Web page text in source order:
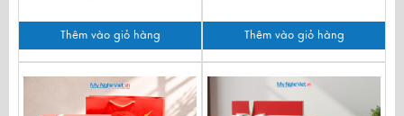
Thêm vào giỏ hàng Thêm vào giỏ hàng